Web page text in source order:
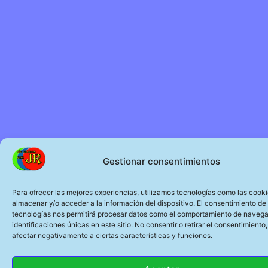
Gestionar consentimientos
Para ofrecer las mejores experiencias, utilizamos tecnologías como las
almacenar y/o acceder a la información del dispositivo. El consentimiento de
tecnologías nos permitirá procesar datos como el comportamiento de
identificaciones únicas en este sitio. No consentir o retirar el
afectar negativamente a ciertas características y funciones.